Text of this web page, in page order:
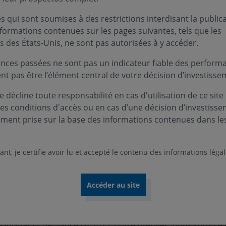
dynamiques concrètes : l’accélération de nos
de notre offre de solutions financières sur
des encours de sa maison mère, Covéa Finance (86,
stratégie de diversification. À fin 2025, la clientèle de
de 3 % sur un an grâce à une collecte nette de 515
des distributeurs
Option Finance met en avant la pertinence des
:
obligataires datés : conçus pour capter le contexte de
sur l’échéance 2029, et déjà plus de 200 millions
qui sont soumises à des restrictions interdisant la
contenues sur les pages suivantes, tels que les
des États-Unis, ne sont pas autorisées à y accéder.
passées ne sont pas un indicateur fiable des
pas être l’élément central de votre décision
décline toute responsabilité en cas d'utilisation de ce
conditions d'accès ou en cas d’une décision
prise sur la base des informations contenues dans
je certifie avoir lu et accepté le contenu des informations